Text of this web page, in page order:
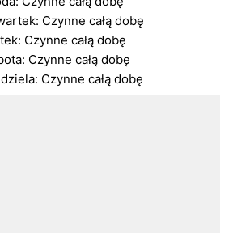
Czynne całą dobę
Czynne całą dobę
Czynne całą dobę
Czynne całą dobę